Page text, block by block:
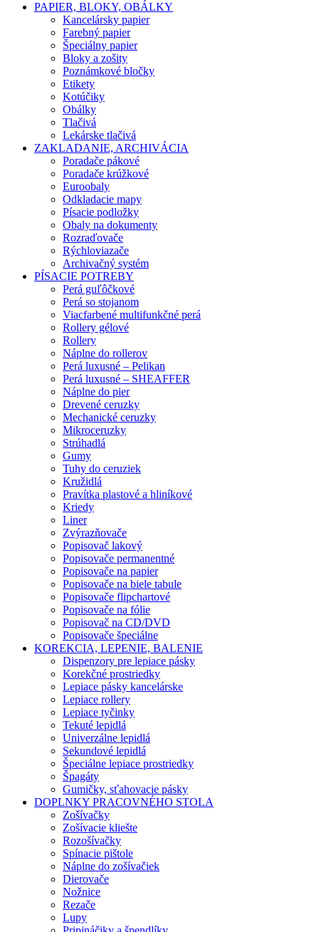
PAPIER, BLOKY, OBÁLKY
Kancelársky papier
Farebný papier
Špeciálny papier
Bloky a zošity
Poznámkové bločky
Etikety
Kotúčiky
Obálky
Tlačivá
Lekárske tlačivá
ZAKLADANIE, ARCHIVÁCIA
Poradače pákové
Poradače krúžkové
Euroobaly
Odkladacie mapy
Písacie podložky
Obaly na dokumenty
Rozraďovače
Rýchloviazače
Archivačný systém
PÍSACIE POTREBY
Perá guľôčkové
Perá so stojanom
Viacfarbené multifunkčné perá
Rollery gélové
Rollery
Náplne do rollerov
Perá luxusné – Pelikan
Perá luxusné – SHEAFFER
Náplne do pier
Drevené ceruzky
Mechanické ceruzky
Mikroceruzky
Strúhadlá
Gumy
Tuhy do ceruziek
Kružidlá
Pravítka plastové a hliníkové
Kriedy
Liner
Zvýrazňovače
Popisovač lakový
Popisovače permanentné
Popisovače na papier
Popisovače na biele tabule
Popisovače flipchartové
Popisovače na fólie
Popisovač na CD/DVD
Popisovače špeciálne
KOREKCIA, LEPENIE, BALENIE
Dispenzory pre lepiace pásky
Korekčné prostriedky
Lepiace pásky kancelárske
Lepiace rollery
Lepiace tyčinky
Tekuté lepidlá
Univerzálne lepidlá
Sekundové lepidlá
Špeciálne lepiace prostriedky
Špagáty
Gumičky, sťahovacie pásky
DOPLNKY PRACOVNÉHO STOLA
Zošívačky
Zošívacie kliešte
Rozošívačky
Spínacie pištole
Náplne do zošívačiek
Dierovače
Nožnice
Rezače
Lupy